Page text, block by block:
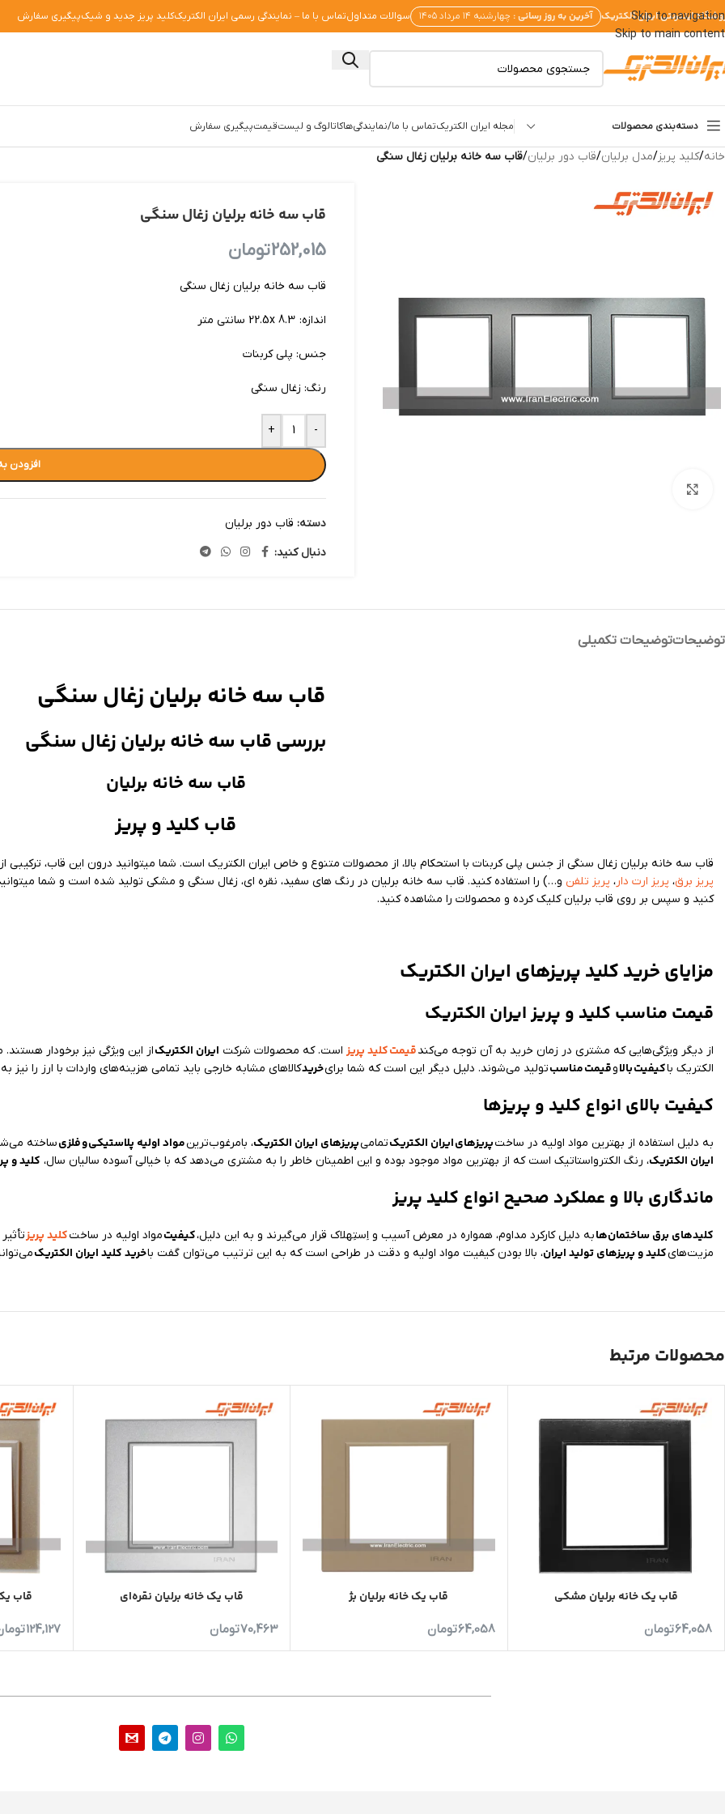
Skip to navigation
Skip to main content
اینترنتی ایران الکتریک آخرین به روز رسانی : چهارشنبه ۱۴ مرداد ۱۴۰۵ سوالات متداولتماس با ما – نمایندگی رسمی ایران الکتریککلید پریز جدید و شیکپیگیری سفارش
دسته‌بندی محصولات مجله ایران الکتریکتماس با ما/نمایندگی‌هاکاتالوگ و لیست‌قیمتپیگیری سفارش
خانه/کلید پریز/مدل برلیان/قاب دور برلیان/قاب سه خانه برلیان زغال سنگی
قاب سه خانه برلیان زغال سنگی
252,015تومان
قاب سه خانه برلیان زغال سنگی
اندازه: 22.5x 8.3 سانتی متر
جنس: پلی کربنات
رنگ: زغال سنگی
-
+
افزودن
دسته: قاب دور برلیان
دنبال کنید:
توضیحاتتوضیحات تکمیلی
قاب سه خانه برلیان زغال سنگی
بررسی قاب سه خانه برلیان زغال سنگی
قاب سه خانه برلیان
قاب کلید و پریز
قاب سه خانه برلیان زغال سنگی از جنس پلی کربنات با استحکام بالا، از محصولات متنوع و خاص ایران الکتریک است. شما میتوانید درون این قاب، ترکیبی
پریز برق، پریز ارت دار، پریز تلفن و…) را استفاده کنید. قاب سه خانه برلیان در رنگ های سفید، نقره ای، زغال سنگی و مشکی تولید شده است و شما میتوانید
کنید و سپس بر روی قاب برلیان کلیک کرده و محصولات را مشاهده کنید.
مزایای خرید کلید پریزهای ایران الکتریک
قیمت مناسب کلید و پریز ایران الکتریک
از دیگر ویژگی‌هایی که مشتری در زمان خرید به آن توجه می‌کندقیمتکلید پریز است. که محصولات شرکت ایران الکتریکاز این ویژگی نیز برخودار
الکتریک باکیفیتبالاوقیمتمناسبتولید می‌شوند. دلیل دیگر این است که شما برایخریدکالاهای مشابه خارجی باید تمامی هزینه‌های واردات با ارز را نیز
کیفیت بالای انواع کلید و پریزها
به دلیل استفاده از بهترین مواد اولیه در ساختپریزهایایران الکتریکتمامیپریزهای ایران الکتریک، بامرغوب‌ترینمواد اولیه پلاستیکیوفلزیساخته
ایران الکتریک، رنگ الکترواستاتیک است که از بهترین مواد موجود بوده و این اطمینان خاطر را به مشتری می‌دهد که با خیالی آسوده سالیان سال، کلید و
ماندگاری بالا و عملکرد صحیح انواع کلید پریز
کلیدهای برق ساختمان‌هابه دلیل کارکرد مداوم، همواره در معرض آسیب و اِستِهلاک قرار می‌گیرند و به این دلیل،کیفیتمواد اولیه در ساختکلید پریز
مزیت‌هایکلید و پریزهای تولید ایران، بالا بودن کیفیت مواد اولیه و دقت در طراحی است که به این ترتیب می‌توان گفت باخرید کلید ایران الکتریک
محصولات مرتبط
قاب یک خانه برلیان مشکی
64,058تومان
قاب یک خانه برلیان بژ
64,058تومان
قاب یک خانه برلیان نقره‌ای
70,463تومان
قاب
124,127